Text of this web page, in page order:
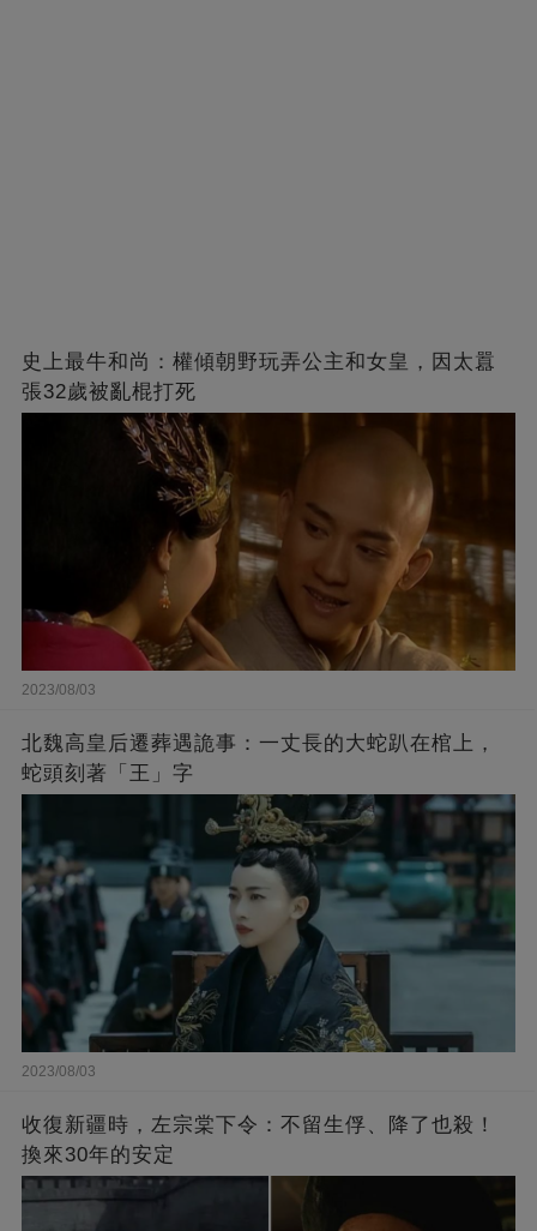
史上最牛和尚：權傾朝野玩弄公主和女皇，因太囂
張32歲被亂棍打死
2023/08/03
北魏高皇后遷葬遇詭事：一丈長的大蛇趴在棺上，
蛇頭刻著「王」字
2023/08/03
收復新疆時，左宗棠下令：不留生俘、降了也殺！
換來30年的安定